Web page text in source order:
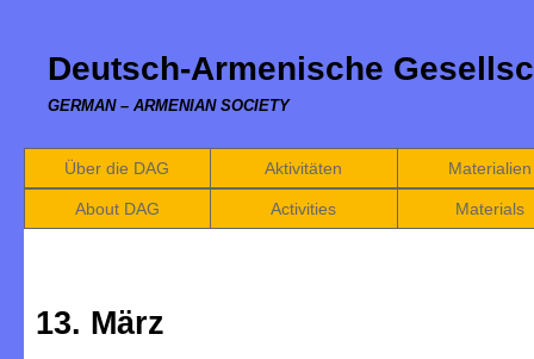
Deutsch-Armenische
GERMAN – ARMENIAN SOCIETY
Über die DAG Aktivitäten Materialien
About DAG Activities Materials
13. März